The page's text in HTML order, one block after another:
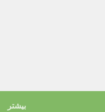
بیشتر